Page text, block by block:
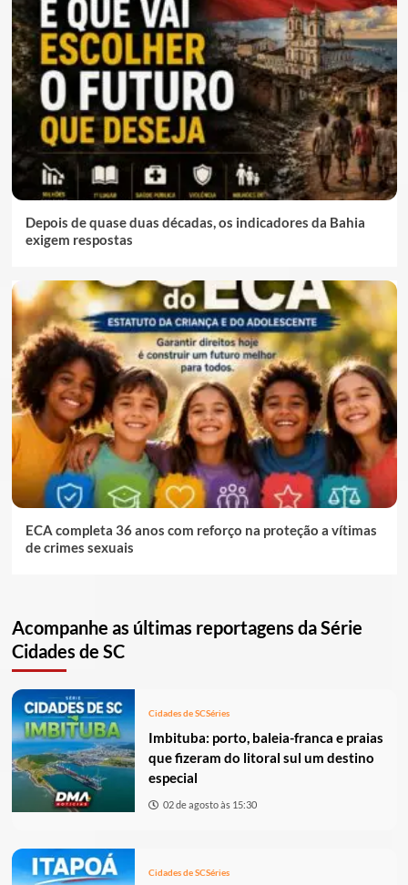
Depois de quase duas décadas, os indicadores da Bahia
exigem respostas
ECA completa 36 anos com reforço na proteção a vítimas
de crimes sexuais
Acompanhe as últimas reportagens da Série
Cidades de SC
Cidades de SCSéries
Imbituba: porto, baleia-franca e praias
que fizeram do litoral sul um destino
especial
02 de agosto às 15:30
Cidades de SCSéries